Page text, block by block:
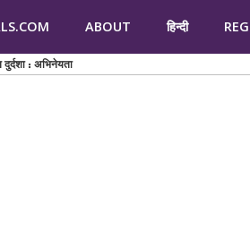
ABOUT हिन्दी
दुर्दशा : अभिनेयता